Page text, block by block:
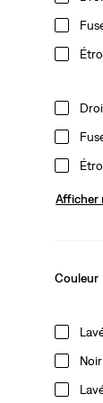
Afficher
Couleur
Noir